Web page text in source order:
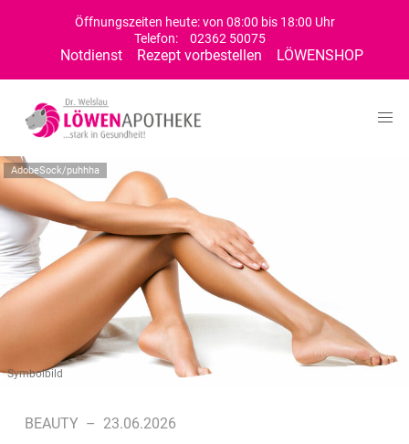
Öffnungszeiten heute: von 08:00 bis 18:00 Uhr
Telefon:
02362 50075
Notdienst Rezept vorbestellen LÖWENSHOP
AdobeSock/puhhha
Symbolbild
BEAUTY – 23.06.2026